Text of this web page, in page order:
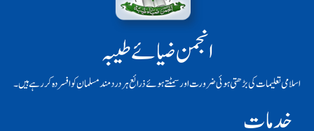
انجمن ضیائے طیبہ
اسلامی تعلیمات کی بڑھتی ہوئی ضرورت اور سمٹتے ہوئے ذرائع ہر دردمند مسلمان کو افسردہ کر رہے ہیں۔
خدمات